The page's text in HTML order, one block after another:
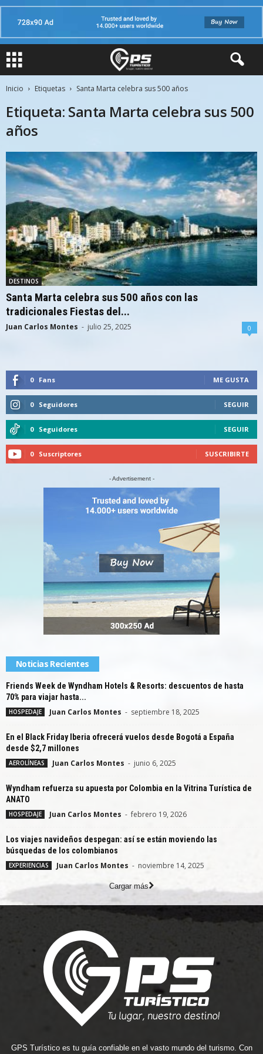
Inicio Etiquetas Santa Marta celebra sus 500 años
Etiqueta: Santa Marta celebra sus 500
años
DESTINOS
Santa Marta celebra sus 500 años con las
tradicionales Fiestas del...
Juan Carlos Montes - julio 25, 2025 0
0 Fans ME GUSTA
0 Seguidores SEGUIR
0 Seguidores SEGUIR
0 Suscriptores SUSCRIBIRTE
- Advertisement -
Noticias Recientes
Friends Week de Wyndham Hotels & Resorts: descuentos de hasta
70% para viajar hasta...
HOSPEDAJE Juan Carlos Montes - septiembre 18, 2025
En el Black Friday Iberia ofrecerá vuelos desde Bogotá a España
desde $2,7 millones
AEROLÍNEAS Juan Carlos Montes - junio 6, 2025
Wyndham refuerza su apuesta por Colombia en la Vitrina Turística de
ANATO
HOSPEDAJE Juan Carlos Montes - febrero 19, 2026
Los viajes navideños despegan: así se están moviendo las
búsquedas de los colombianos
EXPERIENCIAS Juan Carlos Montes - noviembre 14, 2025
Cargar más
GPS Turístico es tu guía confiable en el vasto mundo del turismo. Con